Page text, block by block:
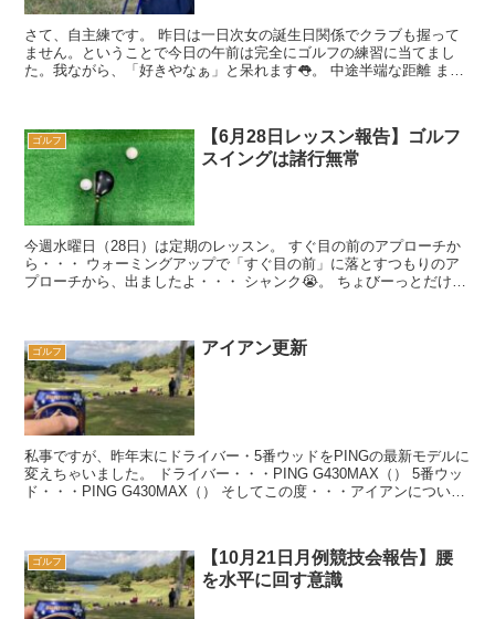
さて、自主練です。 昨日は一日次女の誕生日関係でクラブも握って
ません。ということで今日の午前は完全にゴルフの練習に当てまし
た。我ながら、「好きやなぁ」と呆れます👅。 中途半端な距離 まず
ゴルフ
【6月28日レッスン報告】ゴルフ
スイングは諸行無常
今週水曜日（28日）は定期のレッスン。 すぐ目の前のアプローチか
ら・・・ ウォーミングアップで「すぐ目の前」に落とすつもりのア
プローチから、出ましたよ・・・ シャンク😭。 ちょびーっとだけテ
ゴルフ アイアン更新
私事ですが、昨年末にドライバー・5番ウッドをPINGの最新モデルに
変えちゃいました。 ドライバー・・・PING G430MAX（） 5番ウッ
ド・・・PING G430MAX（） そしてこの度・・・アイアンについて
ゴルフ
【10月21日月例競技会報告】腰
を水平に回す意識